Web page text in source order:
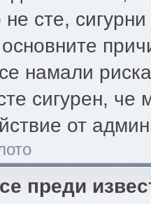
не сте,
намали
сигурен, че
от
преди